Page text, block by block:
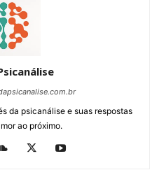
da psicanálise e suas respostas
ao próximo.